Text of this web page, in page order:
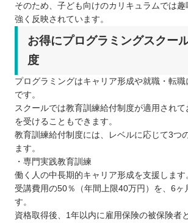
そのため、子ども向けのカリキュラムでは
強く反映されています。
お得にプログラミングスクー
度
プログラミングはキャリア形成や就職・転
です。
スクールでは教育訓練給付制度が適用され
を受けることもできます。
教育訓練給付制度には、レベルに応じて3つ
ます。
・専門実践教育訓練
働く人の中長期的キャリア形成を支援します
受講費用の50％（年間上限40万円）を、6ヶ
す。
資格取得後、1年以内に雇用保険の被保険者